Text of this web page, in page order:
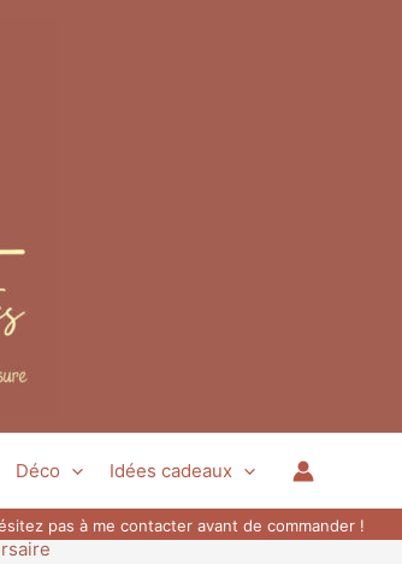
Déco Idées cadeaux
pas à me contacter avant de commander !